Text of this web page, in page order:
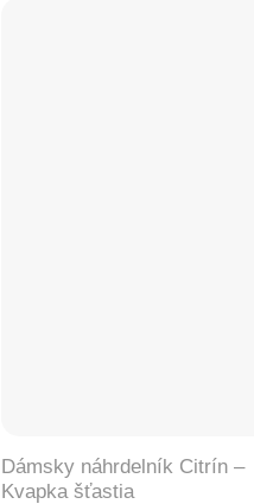
Dámsky náhrdelník Citrín –
Kvapka šťastia